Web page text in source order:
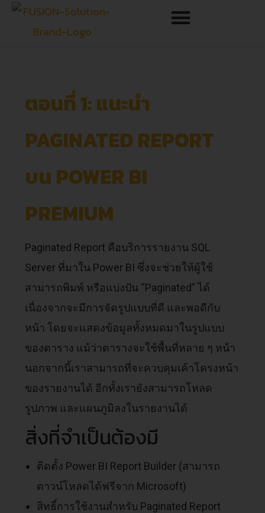
ตอนที่ 1: แนะนำ
PAGINATED REPORT
บน POWER BI
PREMIUM
Paginated Report คือบริการรายงาน SQL
Server ที่มาใน Power BI ซึ่งจะช่วยให้ผู้ใช้
สามารถพิมพ์ หรือแบ่งปัน “Paginated” ได้
เนื่องจากจะมีการจัดรูปแบบที่ดี และพอดีกับ
หน้า โดยจะแสดงข้อมูลทั้งหมดมาในรูปแบบ
ของตาราง แม้ว่าตารางจะใช้พื้นที่หลาย ๆ หน้า
นอกจากนี้เราสามารถที่จะควบคุมเค้าโครงหน้า
ของรายงานได้ อีกทั้งเรายังสามารถโหลด
รูปภาพ และแผนภูมิลงในรายงานได้
สิ่งที่จำเป็นต้องมี
ติดตั้ง Power BI Report Builder (สามารถ
ดาวน์โหลดได้ฟรีจาก Microsoft)
สิทธิ์การใช้งานสำหรับ Paginated Report